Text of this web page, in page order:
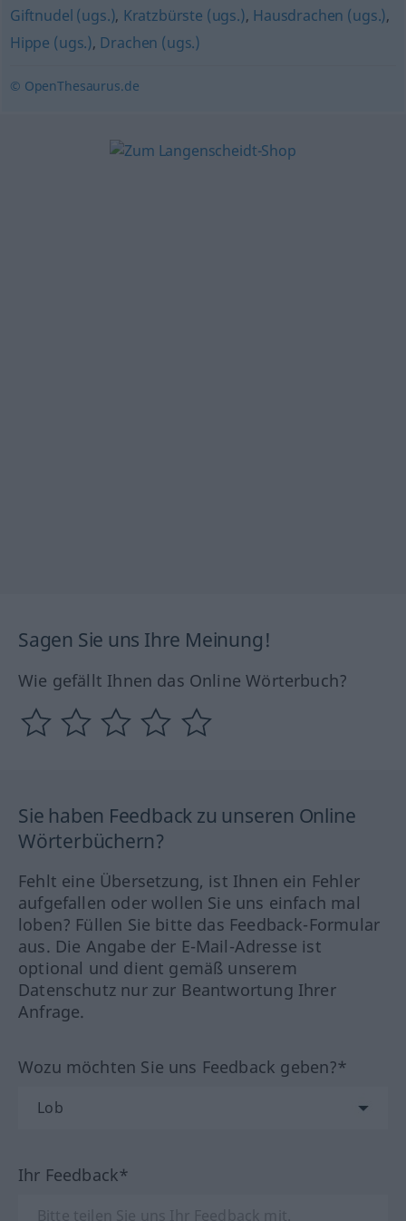
Giftnudel (ugs.), Kratzbürste (ugs.), Hausdrachen (ugs.),
Hippe (ugs.), Drachen (ugs.)
© OpenThesaurus.de
Sagen Sie uns Ihre Meinung!
Wie gefällt Ihnen das Online Wörterbuch?
Sie haben Feedback zu unseren Online
Wörterbüchern?
Fehlt eine Übersetzung, ist Ihnen ein Fehler
aufgefallen oder wollen Sie uns einfach mal
loben? Füllen Sie bitte das Feedback-Formular
aus. Die Angabe der E-Mail-Adresse ist
optional und dient gemäß unserem
Datenschutz nur zur Beantwortung Ihrer
Anfrage.
Wozu möchten Sie uns Feedback geben?*
Ihr Feedback*